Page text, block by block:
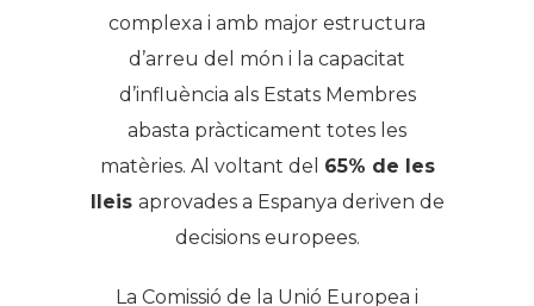
complexa i amb major estructura
d’arreu del món i la capacitat
d’influència als Estats Membres
abasta pràcticament totes les
matèries. Al voltant del 65% de les
lleis aprovades a Espanya deriven de
decisions europees.
La Comissió de la Unió Europea i